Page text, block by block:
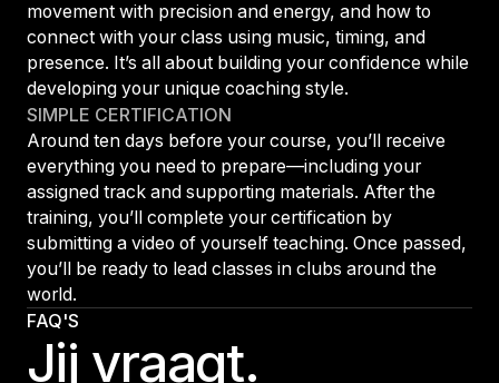
movement with precision and energy, and how to
connect with your class using music, timing, and
presence. It’s all about building your confidence while
developing your unique coaching style.
SIMPLE CERTIFICATION
Around ten days before your course, you’ll receive
everything you need to prepare—including your
assigned track and supporting materials. After the
training, you’ll complete your certification by
submitting a video of yourself teaching. Once passed,
you’ll be ready to lead classes in clubs around the
world.
FAQ'S
Jij vraagt.